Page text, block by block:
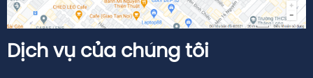
Dịch vụ của chúng tôi